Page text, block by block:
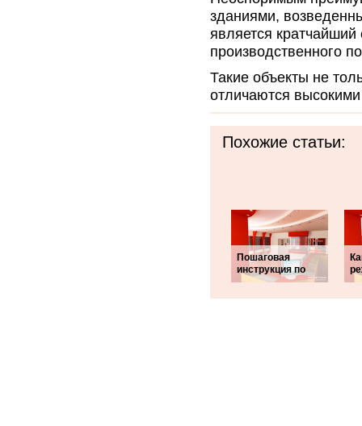
зданиями,
является кратчайший
производственного
Такие объекты не
отличаются
Похожие статьи:
Пошаговая
инструкция по